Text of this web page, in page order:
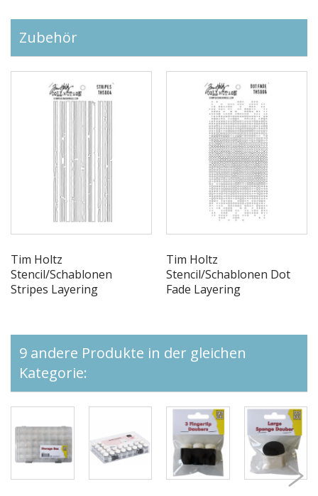
Zubehör
Tim Holtz
Stencil/Schablonen
Stripes Layering
Tim Holtz
Stencil/Schablonen Dot
Fade Layering
9 andere Produkte in der gleichen
Kategorie: